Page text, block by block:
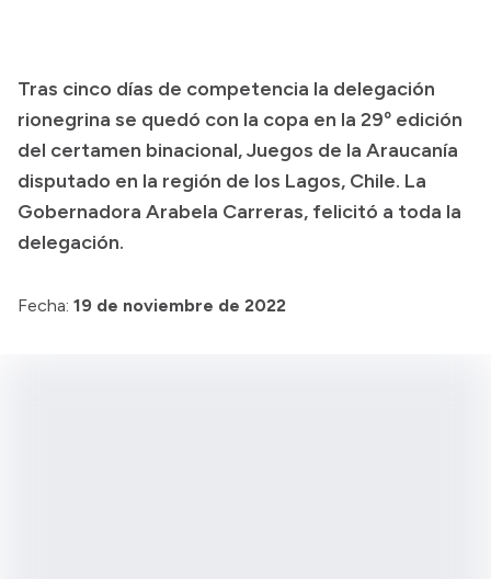
Consulta de expedientes
Consulta de pago a proveedores
Convocatorias
Intranet
Tras cinco días de competencia la delegación
rionegrina se quedó con la copa en la 29º edición
del certamen binacional, Juegos de la Araucanía
disputado en la región de los Lagos, Chile. La
Gobernadora Arabela Carreras, felicitó a toda la
delegación.
Fecha: 19 de noviembre de 2022